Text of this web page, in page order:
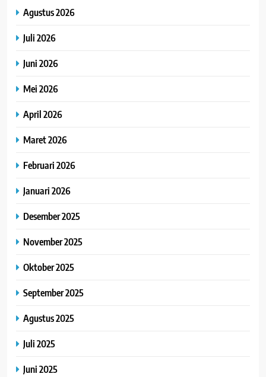
Agustus 2026
Juli 2026
Juni 2026
Mei 2026
April 2026
Maret 2026
Februari 2026
Januari 2026
Desember 2025
November 2025
Oktober 2025
September 2025
Agustus 2025
Juli 2025
Juni 2025